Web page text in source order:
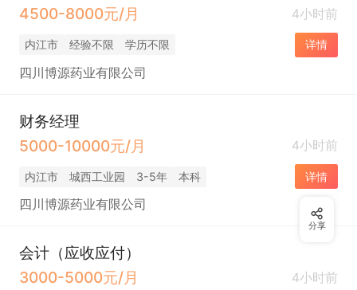
4500-8000元/月
4小时前
内江市 经验不限 学历不限 详情
四川博源药业有限公司
财务经理
5000-10000元/月
4小时前
内江市 城西工业园 3-5年 本科 详情
四川博源药业有限公司
会计（应收应付）
3000-5000元/月
4小时前
分享